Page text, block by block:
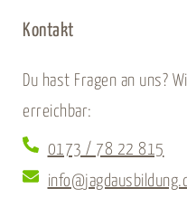
Kontakt
Du hast Fragen an uns?
erreichbar:
0173 / 78 22 815